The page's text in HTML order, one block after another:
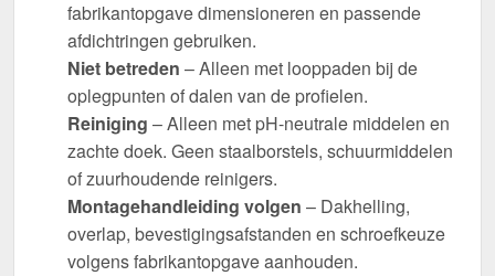
fabrikantopgave dimensioneren en passende
afdichtringen gebruiken.
Niet betreden – Alleen met looppaden bij de
oplegpunten of dalen van de profielen.
Reiniging – Alleen met pH-neutrale middelen en
zachte doek. Geen staalborstels, schuurmiddelen
of zuurhoudende reinigers.
Montagehandleiding volgen – Dakhelling,
overlap, bevestigingsafstanden en schroefkeuze
volgens fabrikantopgave aanhouden.